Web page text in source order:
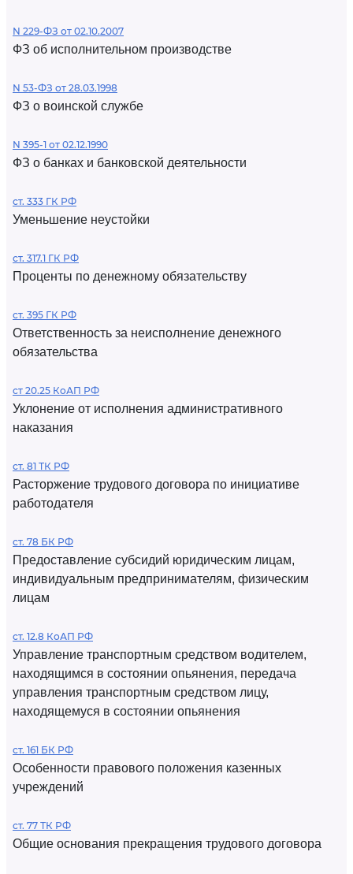
N 229-ФЗ от 02.10.2007
ФЗ об исполнительном производстве
N 53-ФЗ от 28.03.1998
ФЗ о воинской службе
N 395-1 от 02.12.1990
ФЗ о банках и банковской деятельности
ст. 333 ГК РФ
Уменьшение неустойки
ст. 317.1 ГК РФ
Проценты по денежному обязательству
ст. 395 ГК РФ
Ответственность за неисполнение денежного
обязательства
ст 20.25 КоАП РФ
Уклонение от исполнения административного
наказания
ст. 81 ТК РФ
Расторжение трудового договора по инициативе
работодателя
ст. 78 БК РФ
Предоставление субсидий юридическим лицам,
индивидуальным предпринимателям, физическим
лицам
ст. 12.8 КоАП РФ
Управление транспортным средством водителем,
находящимся в состоянии опьянения, передача
управления транспортным средством лицу,
находящемуся в состоянии опьянения
ст. 161 БК РФ
Особенности правового положения казенных
учреждений
ст. 77 ТК РФ
Общие основания прекращения трудового договора